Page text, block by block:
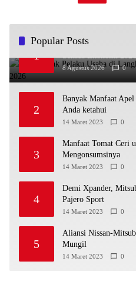
Popular Posts
1
Tiorita Ajak Pelaku
Sensus Ekonomi 2026
8 Agustus 2026 0
2
Banyak Manfaat
Anda ketahui
14 Maret 2023 0
3
Manfaat Tomat Ceri
Mengonsumsinya
14 Maret 2023 0
4
Demi Xpander,
Pajero Sport
14 Maret 2023 0
5
Aliansi Nissan-
Mungil
14 Maret 2023 0